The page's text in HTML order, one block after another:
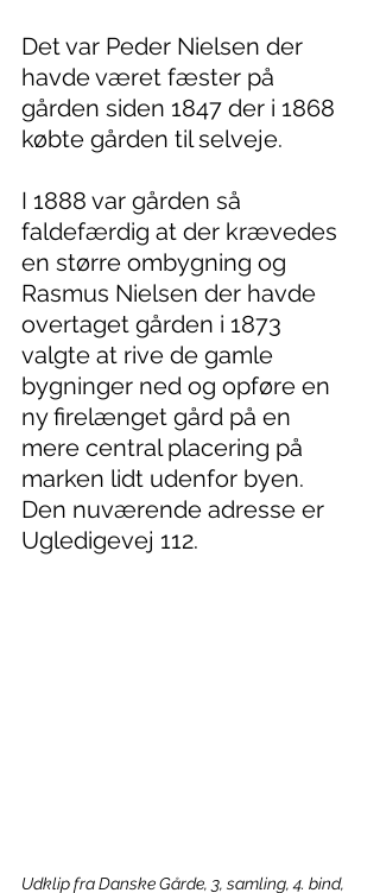
Det var Peder Nielsen der
havde været fæster på
gården siden 1847 der i 1868
købte gården til selveje.
I 1888 var gården så
faldefærdig at der krævedes
en større ombygning og
Rasmus Nielsen der havde
overtaget gården i 1873
valgte at rive de gamle
bygninger ned og opføre en
ny firelænget gård på en
mere central placering på
marken lidt udenfor byen.
Den nuværende adresse er
Ugledigevej 112.
Udklip fra Danske Gårde, 3, samling, 4. bind,